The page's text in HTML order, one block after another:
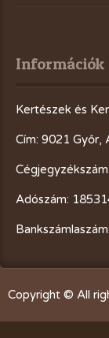
Információk
Kertészek és
Cím: 9021 Győr,
Adószám:
Copyright © All